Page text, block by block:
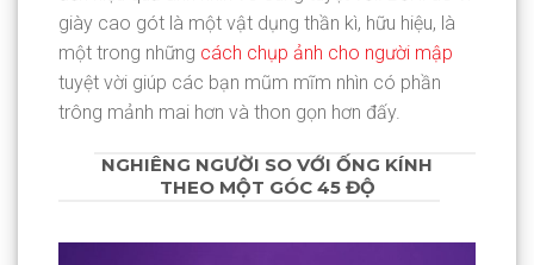
giày cao gót là một vật dụng thần kì, hữu hiệu, là
một trong những cách chụp ảnh cho người mập
tuyệt vời giúp các bạn mũm mĩm nhìn có phần
trông mảnh mai hơn và thon gọn hơn đấy.
NGHIÊNG NGƯỜI SO VỚI ỐNG KÍNH
THEO MỘT GÓC 45 ĐỘ